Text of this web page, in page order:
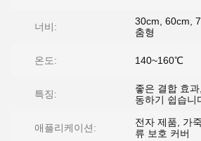
너비:
30cm, 60cm,
춤형
온도: 140~160℃
특징:
좋은 결합 효
동하기 쉽습니
애플리케이션:
전자 제품, 가
류 보호 커버